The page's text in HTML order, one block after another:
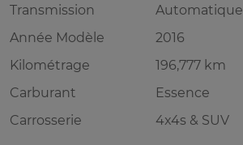
Transmission
Automatique
Année Modèle
2016
Kilométrage
196,777 km
Carburant
Essence
Carrosserie
4x4s & SUV